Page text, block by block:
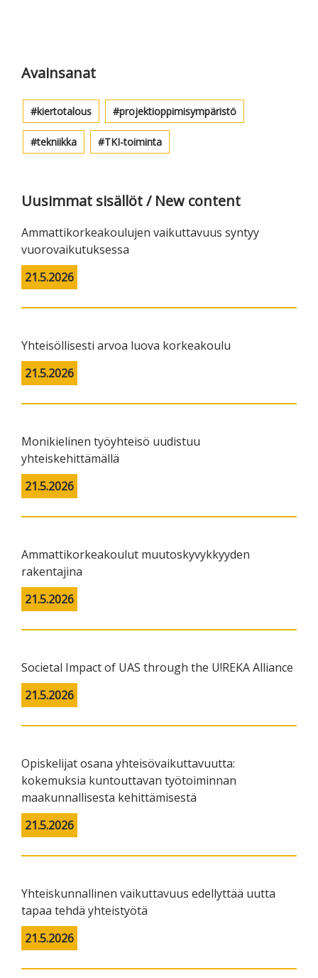
Avainsanat
kiertotalous projektioppimisympäristö
tekniikka TKI-toiminta
Uusimmat sisällöt / New content
Ammattikorkeakoulujen vaikuttavuus syntyy
vuorovaikutuksessa
21.5.2026
Yhteisöllisesti arvoa luova korkeakoulu
21.5.2026
Monikielinen työyhteisö uudistuu
yhteiskehittämällä
21.5.2026
Ammattikorkeakoulut muutoskyvykkyyden
rakentajina
21.5.2026
Societal Impact of UAS through the U!REKA Alliance
21.5.2026
Opiskelijat osana yhteisövaikuttavuutta:
kokemuksia kuntouttavan työtoiminnan
maakunnallisesta kehittämisestä
21.5.2026
Yhteiskunnallinen vaikuttavuus edellyttää uutta
tapaa tehdä yhteistyötä
21.5.2026